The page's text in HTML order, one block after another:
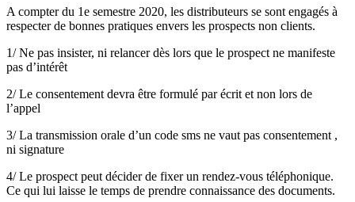
A compter du 1e semestre 2020, les distributeurs se sont engagés à
respecter de bonnes pratiques envers les prospects non clients.
1/ Ne pas insister, ni relancer dès lors que le prospect ne manifeste
pas d’intérêt
2/ Le consentement devra être formulé par écrit et non lors de
l’appel
3/ La transmission orale d’un code sms ne vaut pas consentement ,
ni signature
4/ Le prospect peut décider de fixer un rendez-vous téléphonique.
Ce qui lui laisse le temps de prendre connaissance des documents.